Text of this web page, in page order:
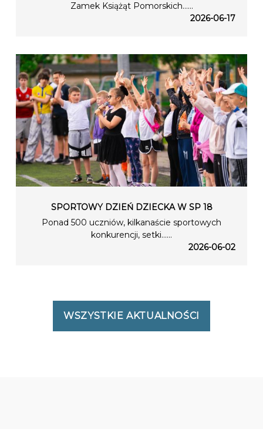
Zamek Książąt Pomorskich…...
2026-06-17
SPORTOWY DZIEŃ DZIECKA W SP 18
Ponad 500 uczniów, kilkanaście sportowych
konkurencji, setki…...
2026-06-02
WSZYSTKIE AKTUALNOŚCI